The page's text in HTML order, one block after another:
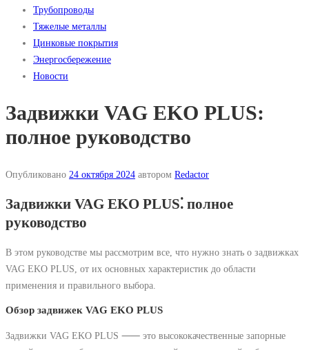
Трубопроводы
Тяжелые металлы
Цинковые покрытия
Энергосбережение
Новости
Задвижки VAG EKO PLUS:
полное руководство
Опубликовано 24 октября 2024 автором Redactor
Задвижки VAG EKO PLUS⁚ полное
руководство
В этом руководстве мы рассмотрим все, что нужно знать о задвижках
VAG EKO PLUS, от их основных характеристик до области
применения и правильного выбора.
Обзор задвижек VAG EKO PLUS
Задвижки VAG EKO PLUS ⸺ это высококачественные запорные